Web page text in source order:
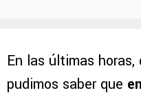
En las últimas
pudimos saber que